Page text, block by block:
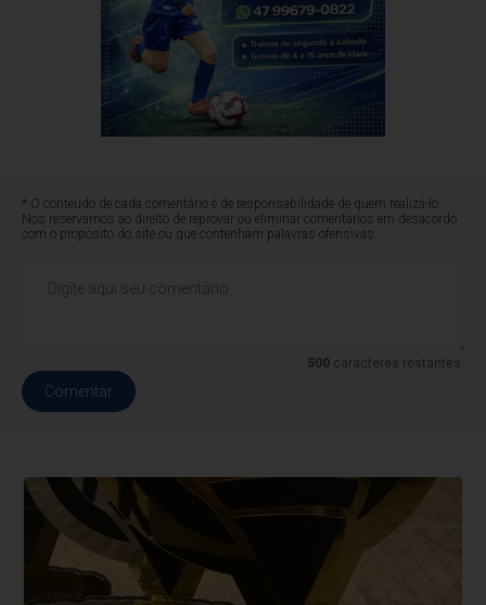
* O conteúdo de cada comentário é de responsabilidade de quem realizá-lo.
Nos reservamos ao direito de reprovar ou eliminar comentários em desacordo
com o propósito do site ou que contenham palavras ofensivas.
500caracteres restantes.
Comentar